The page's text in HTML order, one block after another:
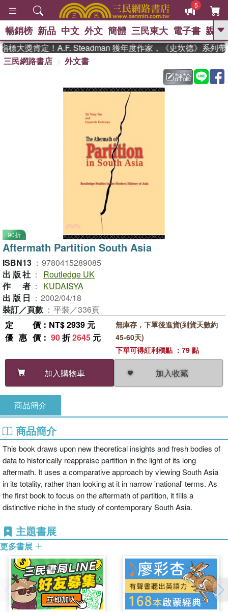
5
GO
父親節 、 如果歷
暑期推薦 、 國際布克
獎 臺灣漫遊錄 、 方念華
登輝時代
偉大的迷走神經
暢銷榜 新品 中文 外文 簡體 三民東大 電子書 親子
大獎肯定！A.F. Steadman 獲年度作家，《史坎德》系列帶
三民網路書店
外文書
評論
90折
Aftermath Partition South Asia
ISBN13 ： 9780415289085
出版社 ：
Routledge UK
作者 ：
KUDAISYA
出版日 ： 2002/04/18
裝訂／頁數 ： 平裝／336頁
定價 ：NT$ 2939 元
優惠價 ： 90折2645 元
加入購物車 加入收藏
無庫存，下單後進貨(到貨天數約
45-60天)
下單可得紅利積點 ：79 點
商品簡介
商品簡介
This book draws upon new theoretical insights and fresh bodies of
data to historically reappraise partition in the light of its long
aftermath. It uses a comparative approach by viewing South Asia
in its totality, rather than looking at it in narrow 'national' terms. As
the first book to focus on the aftermath of partition, it fills a
distinctive niche in the study of contemporary South Asia.
主題書展
更多書展